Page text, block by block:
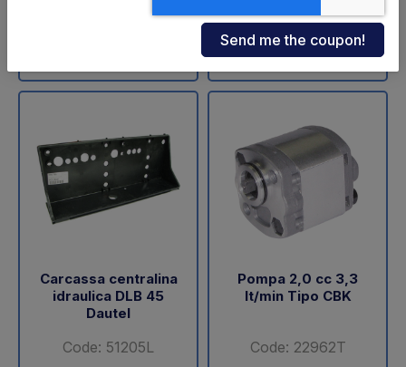
Available
Carcassa centralina
idraulica DLB 45
Dautel
Code: 51205L
Pompa 2,0 cc 3,3
lt/min Tipo CBK
Code: 22962T